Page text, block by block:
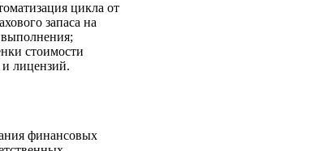
цикла от
запаса на
выполнения;
стоимости
и лицензий.
финансовых